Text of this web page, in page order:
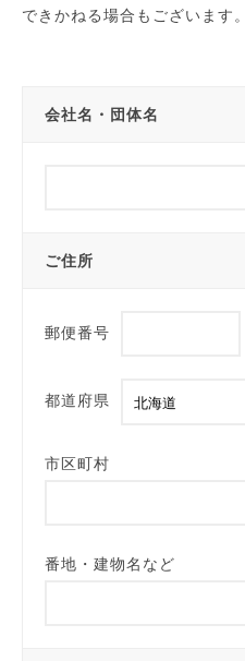
できかねる場合もございます
会社名・団体名
ご住所
郵便番号
都道府県
市区町村
番地・建物名など